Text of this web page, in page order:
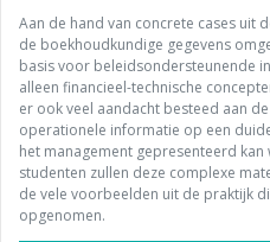
Aan de hand van concrete cases uit
de boekhoudkundige gegevens
basis voor beleidsondersteunende
alleen financieel-technische
er ook veel aandacht besteed aan
operationele informatie op een
het management gepresenteerd
studenten zullen deze complexe
de vele voorbeelden uit de praktijk
opgenomen.